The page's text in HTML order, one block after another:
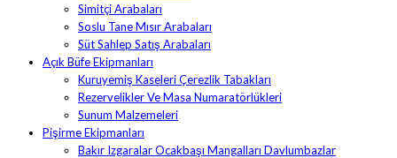
Simitçi Arabaları
Soslu Tane Mısır Arabaları
Süt Sahlep Satış Arabaları
Açık Büfe Ekipmanları
Kuruyemiş Kaseleri Çerezlik Tabakları
Rezervelikler Ve Masa Numaratörlükleri
Sunum Malzemeleri
Pişirme Ekipmanları
Bakır Izgaralar Ocakbaşı Mangalları Davlumbazlar